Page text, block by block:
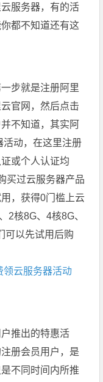
服务器，有的活
都不知道还有这
步就是注册阿里
官网，然后点击
不知道，其实阿
活动，在这里注册
或个人认证均
买过云服务器产品
，获得0门槛上云
2核8G、4核8G、
可以先试用后购
领云服务器活动
推出的特惠活
册会员用户，是
不同时间内所推